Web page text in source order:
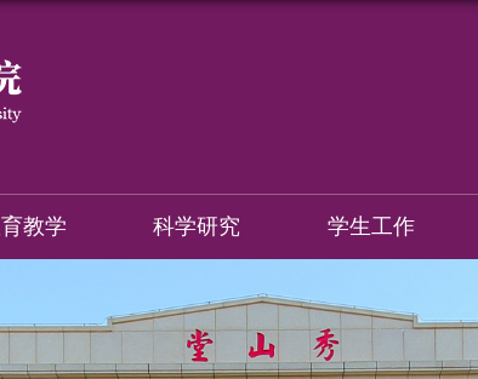
教学 科学研究 学生工作